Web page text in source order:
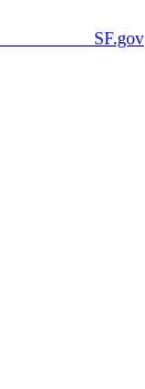
SF.gov